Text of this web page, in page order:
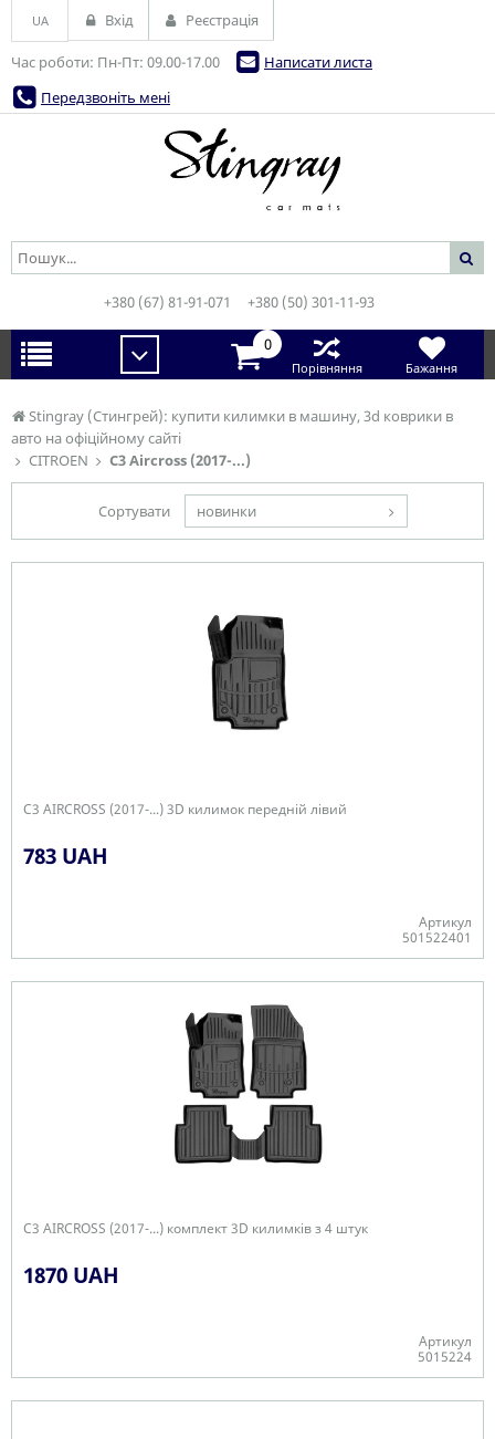
Stingray (Стингрей): купити килимки в машину, 3d коврики в
авто на офіційному сайті
CITROEN
C3 Aircross (2017-...)
Сортувати новинки
C3 AIRCROSS (2017-...) 3D килимок передній лівий
783 UAH
Артикул
501522401
C3 AIRCROSS (2017-...) комплект 3D килимків з 4 штук
1870 UAH
Артикул
5015224
Час роботи: Пн-Пт: 09.00-17.00
Написати листа
Передзвоніть мені
UA Вхід Реєстрація
+380 (67) 81-91-071 +380 (50) 301-11-93
0
Порівняння Бажання